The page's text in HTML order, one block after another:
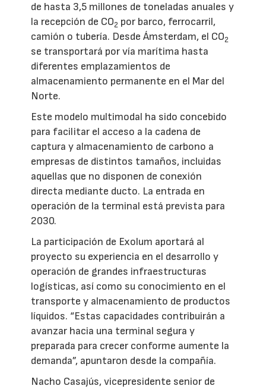
de hasta 3,5 millones de toneladas anuales y
la recepción de CO2 por barco, ferrocarril,
camión o tubería. Desde Ámsterdam, el CO2
se transportará por vía marítima hasta
diferentes emplazamientos de
almacenamiento permanente en el Mar del
Norte.
Este modelo multimodal ha sido concebido
para facilitar el acceso a la cadena de
captura y almacenamiento de carbono a
empresas de distintos tamaños, incluidas
aquellas que no disponen de conexión
directa mediante ducto. La entrada en
operación de la terminal está prevista para
2030.
La participación de Exolum aportará al
proyecto su experiencia en el desarrollo y
operación de grandes infraestructuras
logísticas, así como su conocimiento en el
transporte y almacenamiento de productos
líquidos. “Estas capacidades contribuirán a
avanzar hacia una terminal segura y
preparada para crecer conforme aumente la
demanda”, apuntaron desde la compañía.
Nacho Casajús, vicepresidente senior de